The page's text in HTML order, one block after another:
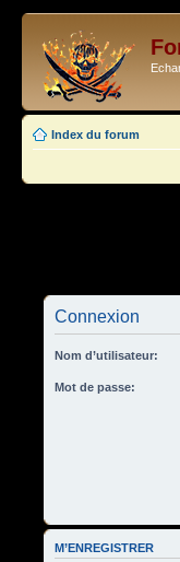
Index du forum
Connexion
Nom d’utilisateur:
Mot de passe:
M’ENREGISTRER